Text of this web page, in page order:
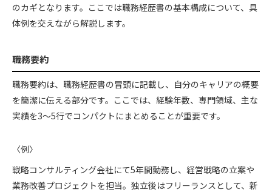
のカギとなります。ここでは職務経歴書の基本構成について、具
体例を交えながら解説します。
職務要約
職務要約は、職務経歴書の冒頭に記載し、自分のキャリアの概要
を簡潔に伝える部分です。ここでは、経験年数、専門領域、主な
実績を3～5行でコンパクトにまとめることが重要です。
〈例〉
戦略コンサルティング会社にて5年間勤務し、経営戦略の立案や
業務改善プロジェクトを担当。独立後はフリーランスとして、新